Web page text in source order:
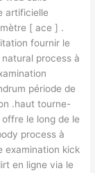
artificielle
[ ace ] .
fournir le
process à
période de
.haut tourne-
le long de le
process à
examination kick
en ligne via le